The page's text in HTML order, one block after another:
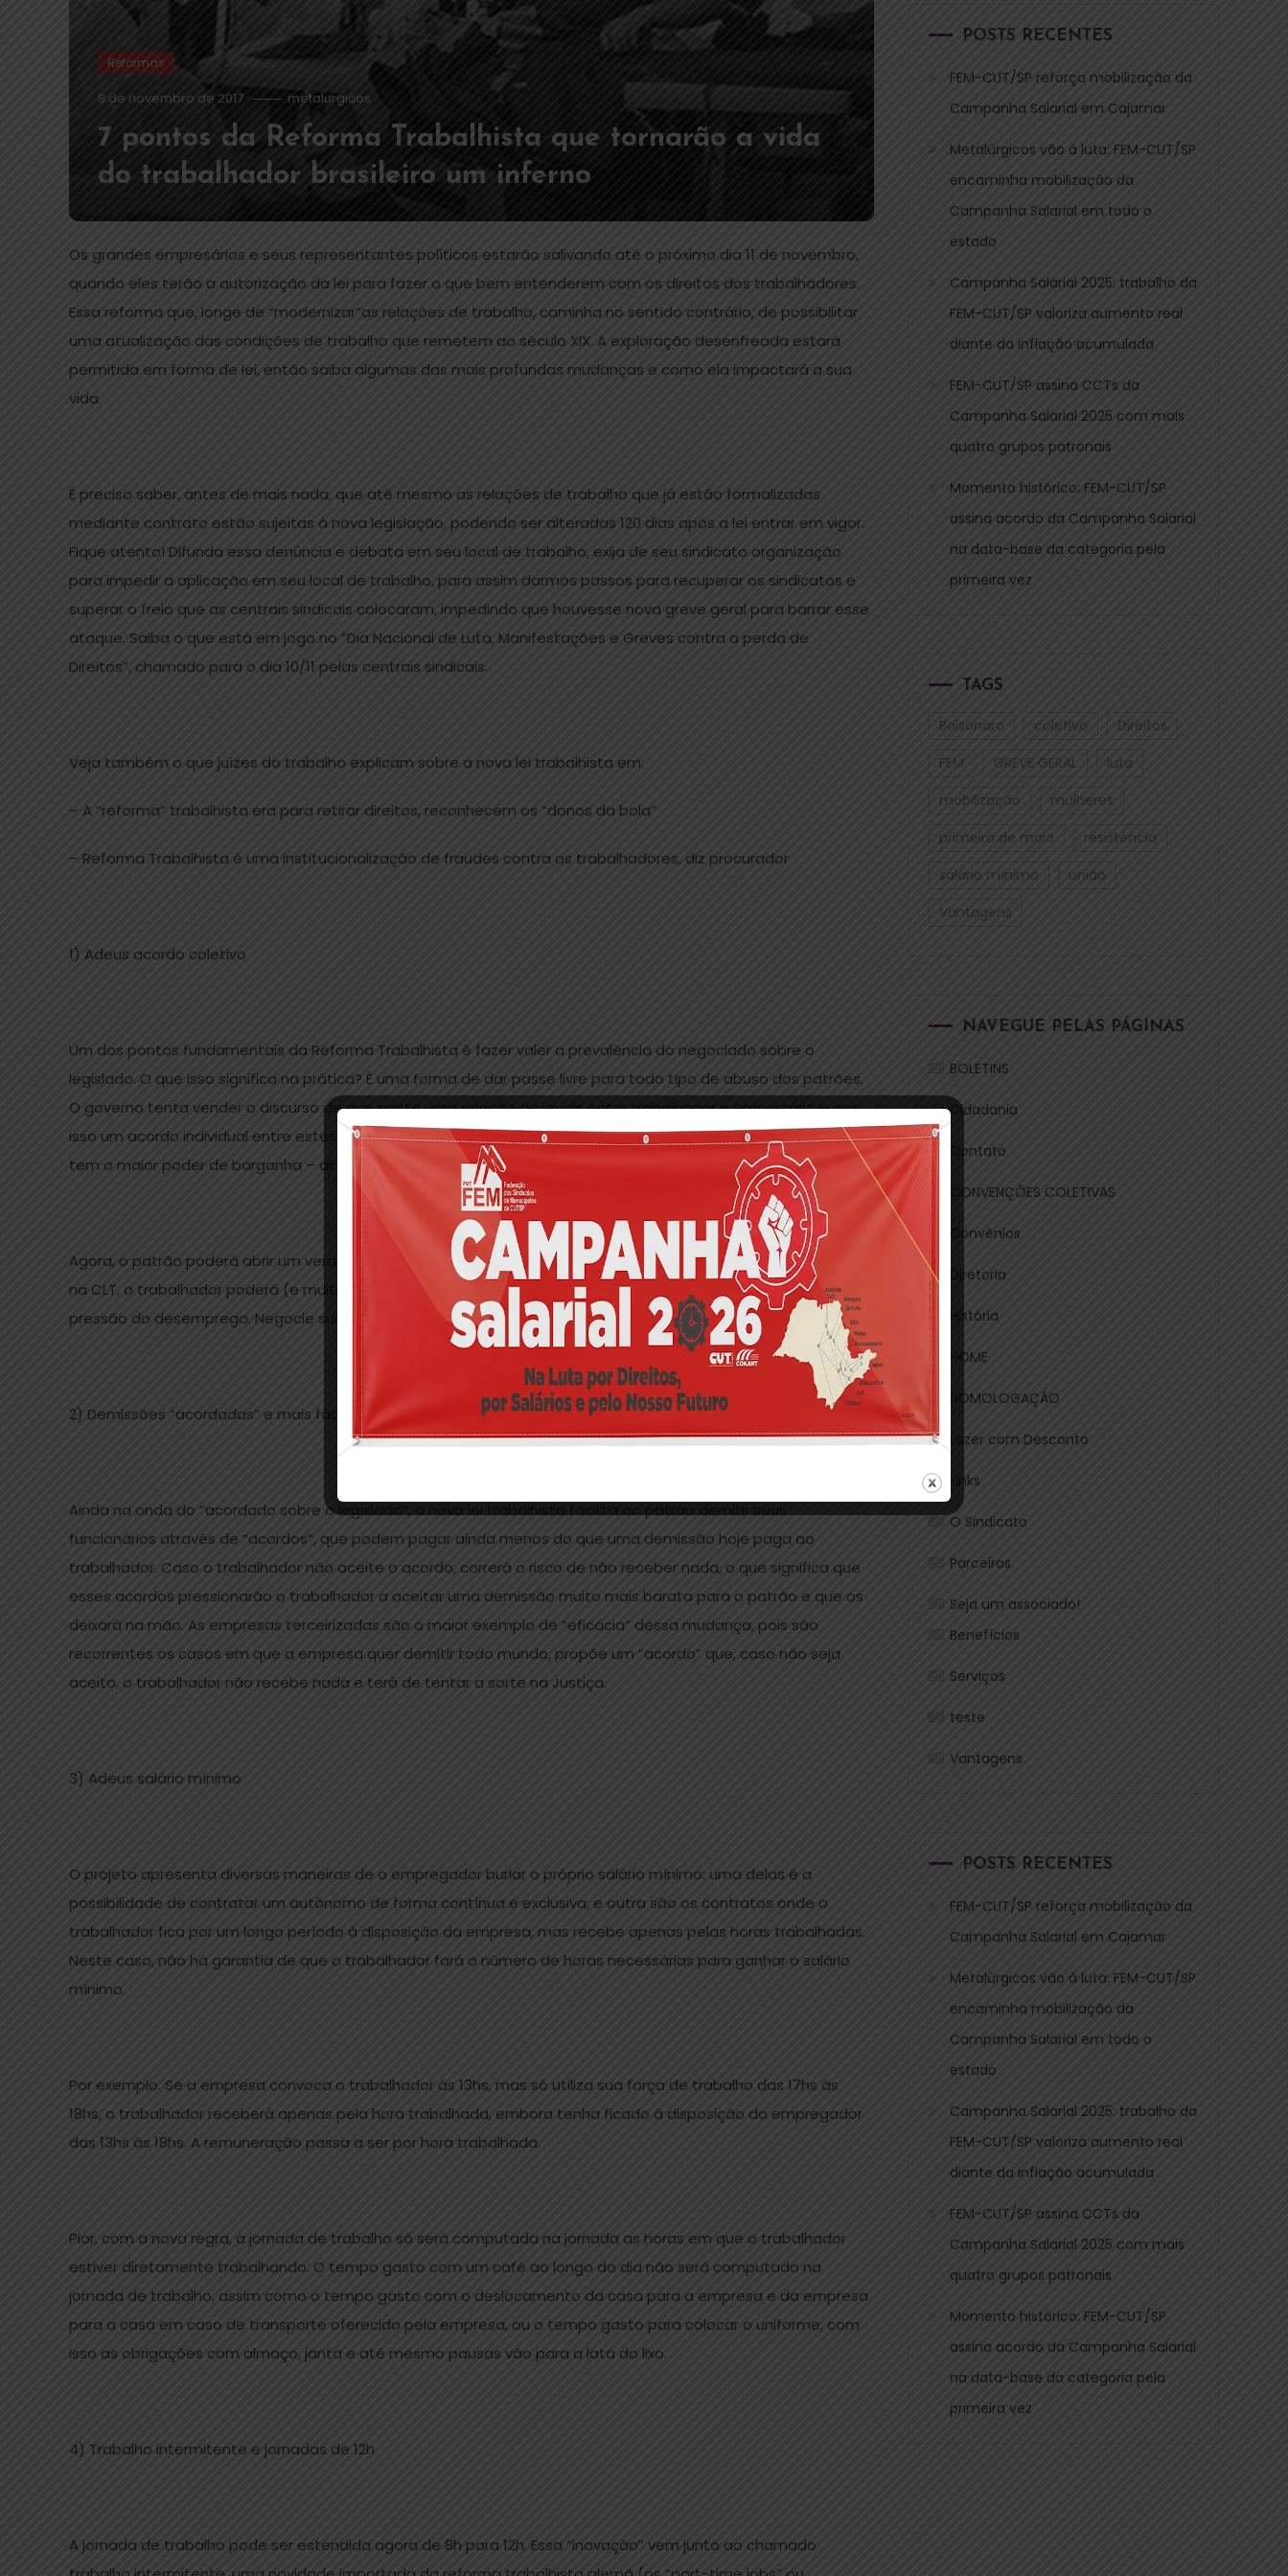
Reformas
8 de novembro de 2017 metalurgicos
7 pontos da Reforma Trabalhista que tornarão a vida
do trabalhador brasileiro um inferno
Os grandes empresários e seus representantes políticos estarão salivando até o próximo dia 11 de novembro,
quando eles terão a autorização da lei para fazer o que bem entenderem com os direitos dos trabalhadores.
Essa reforma que, longe de “modernizar”as relações de trabalho, caminha no sentido contrário, de possibilitar
uma atualização das condições de trabalho que remetem ao século XIX. A exploração desenfreada estará
permitida em forma de lei, então saiba algumas das mais profundas mudanças e como ela impactará a sua
vida.
É preciso saber, antes de mais nada, que até mesmo as relações de trabalho que já estão formalizadas
mediante contrato estão sujeitas à nova legislação, podendo ser alteradas 120 dias após a lei entrar em vigor.
Fique atento! Difunda essa denúncia e debata em seu local de trabalho, exija de seu sindicato organização
para impedir a aplicação em seu local de trabalho, para assim darmos passos para recuperar os sindicatos e
superar o freio que as centrais sindicais colocaram, impedindo que houvesse nova greve geral para barrar esse
ataque. Saiba o que está em jogo no “Dia Nacional de Luta, Manifestações e Greves contra a perda de
Direitos”, chamado para o dia 10/11 pelas centrais sindicais.
Veja também o que juízes do trabalho explicam sobre a nova lei trabalhista em:
– A “reforma” trabalhista era para retirar direitos, reconhecem os “donos da bola”
– Reforma Trabalhista é uma institucionalização de fraudes contra os trabalhadores, diz procurador
1) Adeus acordo coletivo
Um dos pontos fundamentais da Reforma Trabalhista é fazer valer a prevalência do negociado sobre o
legislado. O que isso significa na prática? É uma forma de dar passe livre para todo tipo de abuso dos patrões.
O governo tenta vender o discurso de que existe uma relação de iguais entre trabalhador e empresário e por
isso um acordo individual entre estes seria vantajoso para ambos, quando na realidade sabemos que quem
tem o maior poder de barganha – ainda mais em um contexto de crise e desemprego – é o patrão.
Agora, o patrão poderá abrir um verdadeiro “leilão” de emprego, de modo que os poucos direitos que restaram
na CLT, o trabalhador poderá (e muitas vezes deverá) abrir mão para ser empregado, por “livre e espontânea”
pressão do desemprego. Negocie suas férias, salário e benefícios que talvez o patrão te contrate.
2) Demissões “acordadas” e mais fáceis para o patrão
Ainda na onda do “acordado sobre o legislado”, a nova lei trabalhista facilita ao patrão demitir seus
funcionários através de “acordos”, que podem pagar ainda menos do que uma demissão hoje paga ao
trabalhador. Caso o trabalhador não aceite o acordo, correrá o risco de não receber nada, o que significa que
esses acordos pressionarão o trabalhador a aceitar uma demissão muito mais barata para o patrão e que os
deixará na mão. As empresas terceirizadas são o maior exemplo de “eficácia” dessa mudança, pois são
recorrentes os casos em que a empresa quer demitir todo mundo, propõe um “acordo” que, caso não seja
aceito, o trabalhador não recebe nada e terá de tentar a sorte na Justiça.
3) Adeus salário mínimo
O projeto apresenta diversas maneiras de o empregador burlar o próprio salário mínimo: uma delas é a
possibilidade de contratar um autônomo de forma contínua e exclusiva, e outra são os contratos onde o
trabalhador fica por um longo período à disposição da empresa, mas recebe apenas pelas horas trabalhadas.
Neste caso, não há garantia de que o trabalhador fará o número de horas necessárias para ganhar o salário
mínimo.
Por exemplo. Se a empresa convoca o trabalhador às 13hs, mas só utiliza sua força de trabalho das 17hs às
18hs, o trabalhador receberá apenas pela hora trabalhada, embora tenha ficado à disposição do empregador
das 13hs às 18hs. A remuneração passa a ser por hora trabalhada.
Pior, com a nova regra, a jornada de trabalho só será computada na jornada as horas em que o trabalhador
estiver diretamente trabalhando. O tempo gasto com um café ao longo do dia não será computado na
jornada de trabalho, assim como o tempo gasto com o deslocamento da casa para a empresa e da empresa
para a casa em caso de transporte oferecido pela empresa, ou o tempo gasto para colocar o uniforme, com
isso as obrigações com almoço, janta e até mesmo pausas vão para a lata do lixo.
4) Trabalho intermitente e jornadas de 12h
A jornada de trabalho pode ser estendida agora de 8h para 12h. Essa “inovação” vem junto ao chamado
POSTS RECENTES
FEM-CUT/SP reforça mobilização da
Campanha Salarial em Cajamar
Metalúrgicos vão à luta: FEM-CUT/SP
encaminha mobilização da
Campanha Salarial em todo o
estado
Campanha Salarial 2025: trabalho da
FEM-CUT/SP valoriza aumento real
diante da inflação acumulada
FEM-CUT/SP assina CCTs da
Campanha Salarial 2025 com mais
quatro grupos patronais
Momento histórico: FEM-CUT/SP
assina acordo da Campanha Salarial
na data-base da categoria pela
primeira vez
TAGS
Bolsonaro coletivo
Direitos
FEM
GREVE GERAL
luta
mobilização
mulheres
primeiro de maio
resistência
salário mínimo
união
Vantagens
NAVEGUE PELAS PÁGINAS
BOLETINS
Cidadania
Contato
CONVENÇÕES COLETIVAS
Convênios
Diretoria
História
HOME
HOMOLOGAÇÃO
Lazer com Desconto
Links
O Sindicato
Parceiros
Seja um associado!
Benefícios
Serviços
teste
Vantagens
POSTS RECENTES
FEM-CUT/SP reforça mobilização da
Campanha Salarial em Cajamar
Metalúrgicos vão à luta: FEM-CUT/SP
encaminha mobilização da
Campanha Salarial em todo o
estado
Campanha Salarial 2025: trabalho da
FEM-CUT/SP valoriza aumento real
diante da inflação acumulada
FEM-CUT/SP assina CCTs da
Campanha Salarial 2025 com mais
quatro grupos patronais
Momento histórico: FEM-CUT/SP
assina acordo da Campanha Salarial
na data-base da categoria pela
primeira vez